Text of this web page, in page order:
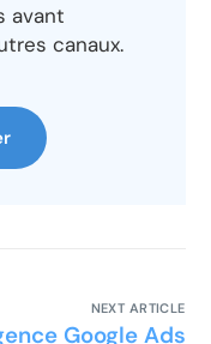
avant
canaux.
NEXT ARTICLE
Google Ads